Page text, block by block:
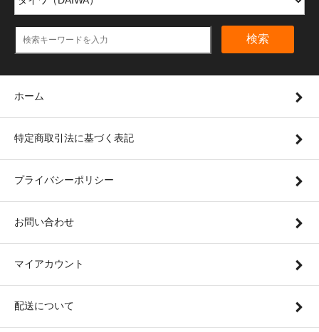
検索
ホーム
特定商取引法に基づく表記
プライバシーポリシー
お問い合わせ
マイアカウント
配送について